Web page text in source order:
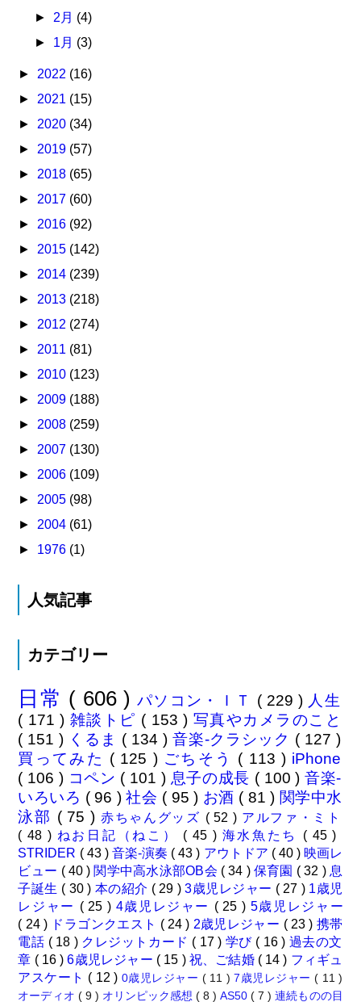
► 2月 (4)
► 1月 (3)
► 2022 (16)
► 2021 (15)
► 2020 (34)
► 2019 (57)
► 2018 (65)
► 2017 (60)
► 2016 (92)
► 2015 (142)
► 2014 (239)
► 2013 (218)
► 2012 (274)
► 2011 (81)
► 2010 (123)
► 2009 (188)
► 2008 (259)
► 2007 (130)
► 2006 (109)
► 2005 (98)
► 2004 (61)
► 1976 (1)
人気記事
カテゴリー
日常 ( 606 )パソコン・ＩＴ ( 229 ) 人生
( 171 ) 雑談トピ ( 153 ) 写真やカメラのこと
( 151 ) くるま ( 134 ) 音楽-クラシック ( 127 )
買ってみた ( 125 ) ごちそう ( 113 ) iPhone
( 106 ) コペン ( 101 ) 息子の成長 ( 100 )音楽-
いろいろ ( 96 )社会 ( 95 ) お酒 ( 81 ) 関学中水
泳部 ( 75 ) 赤ちゃんグッズ ( 52 ) アルファ・ミト
( 48 ) ねお日記（ねこ） ( 45 ) 海水魚たち ( 45 )
STRIDER ( 43 ) 音楽-演奏 ( 43 ) アウトドア ( 40 ) 映画レ
ビュー ( 40 ) 関学中高水泳部OB会 ( 34 ) 保育園 ( 32 ) 息
子誕生 ( 30 ) 本の紹介 ( 29 )3歳児レジャー ( 27 ) 1歳児
レジャー ( 25 ) 4歳児レジャー ( 25 ) 5歳児レジャー
( 24 ) ドラゴンクエスト ( 24 ) 2歳児レジャー ( 23 ) 携帯
電話 ( 18 ) クレジットカード ( 17 ) 学び ( 16 ) 過去の文
章 ( 16 )6歳児レジャー ( 15 ) 祝、ご結婚 ( 14 ) フィギュ
アスケート ( 12 ) 0歳児レジャー ( 11 )7歳児レジャー( 11 )
オーディオ ( 9 ) オリンピック感想( 8 )AS50( 7 )連続ものの目